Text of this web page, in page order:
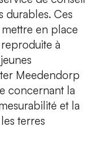
durables. Ces
en place
à
Meedendorp
concernant la
et la
terres